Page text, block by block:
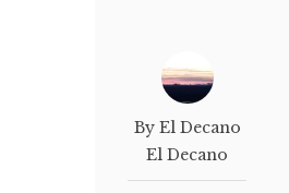
By El Decano
El Decano